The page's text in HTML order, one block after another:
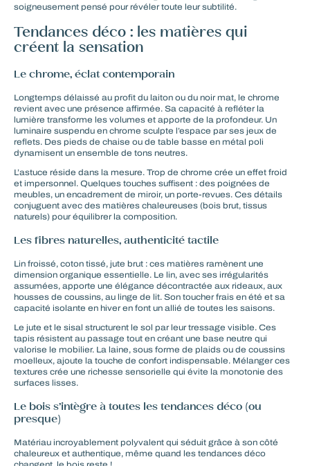
soigneusement pensé pour révéler toute leur subtilité.
Tendances déco : les matières qui
créent la sensation
Le chrome, éclat contemporain
Longtemps délaissé au profit du laiton ou du noir mat, le chrome
revient avec une présence affirmée. Sa capacité à refléter la
lumière transforme les volumes et apporte de la profondeur. Un
luminaire suspendu en chrome sculpte l’espace par ses jeux de
reflets. Des pieds de chaise ou de table basse en métal poli
dynamisent un ensemble de tons neutres.
L’astuce réside dans la mesure. Trop de chrome crée un effet froid
et impersonnel. Quelques touches suffisent : des poignées de
meubles, un encadrement de miroir, un porte-revues. Ces détails
conjuguent avec des matières chaleureuses (bois brut, tissus
naturels) pour équilibrer la composition.
Les fibres naturelles, authenticité tactile
Lin froissé, coton tissé, jute brut : ces matières ramènent une
dimension organique essentielle. Le lin, avec ses irrégularités
assumées, apporte une élégance décontractée aux rideaux, aux
housses de coussins, au linge de lit. Son toucher frais en été et sa
capacité isolante en hiver en font un allié de toutes les saisons.
Le jute et le sisal structurent le sol par leur tressage visible. Ces
tapis résistent au passage tout en créant une base neutre qui
valorise le mobilier. La laine, sous forme de plaids ou de coussins
moelleux, ajoute la touche de confort indispensable. Mélanger ces
textures crée une richesse sensorielle qui évite la monotonie des
surfaces lisses.
Le bois s’intègre à toutes les tendances déco (ou
presque)
Matériau incroyablement polyvalent qui séduit grâce à son côté
chaleureux et authentique, même quand les tendances déco